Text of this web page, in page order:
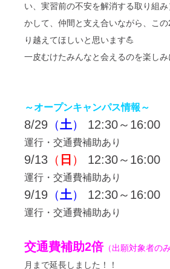
い、実習前の不安を解消する取り組
かして、仲間と支え合いながら、こ
り越えてほしいと思います💪
一皮むけたみんなと会えるのを楽し
～オープンキャンパス情報～
8/29 （土） 12:30～16:00
運行・交通費補助あり
9/13 （ 日 ） 12:30～16:00
運行・交通費補助あり
9/19 （土） 12:30～16:00
運行・交通費補助あり
交通費補助2倍（出願対象者のみ
月まで延長しました！！